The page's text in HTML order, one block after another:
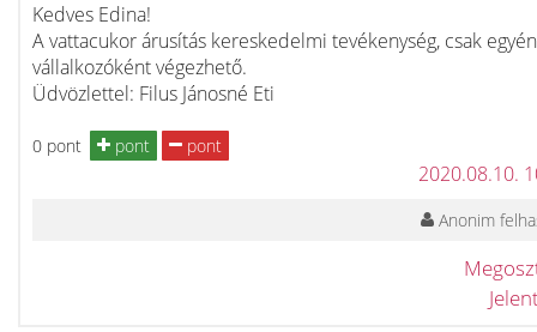
Kedves Edina!
A vattacukor árusítás kereskedelmi tevékenység, csak
vállalkozóként végezhető.
Üdvözlettel: Filus Jánosné Eti
0 pont pont pont
2020.08.10.
Anonim